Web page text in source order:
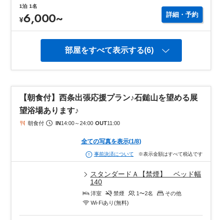
1泊 1名
¥6,000~ 詳細・予約
部屋をすべて表示する(6)
【朝食付】西条出張応援プラン♪石鎚山を望める展
望浴場あります♪
朝食付 IN14:00～24:00 OUT11:00
全ての写真を表示(1/8)
事前決済について ※表示金額はすべて税込です
スタンダードＡ【禁煙】 ベッド幅
140
洋室 禁煙 1〜2名
その他
Wi-Fiあり(無料)